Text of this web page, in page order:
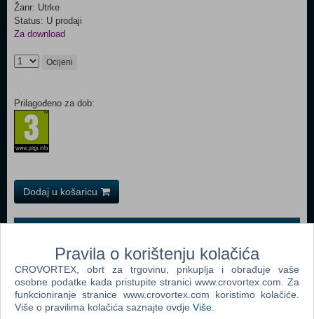
Žanr: Utrke
Status: U prodaji
Za download
Ocijeni
Prilagođeno za dob:
Dodaj u košaricu
Popularno
Need For Speed Carbon (PC)
Need For Speed Most Wanted (PC)
Need For Speed Underground 2 (PC)
Pravila o korištenju kolačića
CROVORTEX, obrt za trgovinu, prikuplja i obrađuje vaše
osobne podatke kada pristupite stranici www.crovortex.com. Za
funkcioniranje stranice www.crovortex.com koristimo kolačiće.
Više o pravilima kolačića saznajte ovdje Više